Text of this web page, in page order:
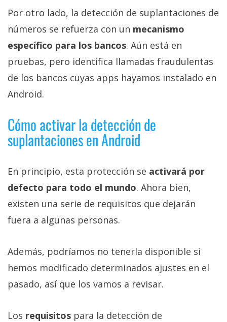
Por otro lado, la detección de suplantaciones de
números se refuerza con un mecanismo
específico para los bancos. Aún está en
pruebas, pero identifica llamadas fraudulentas
de los bancos cuyas apps hayamos instalado en
Android.
Cómo activar la detección de
suplantaciones en Android
En principio, esta protección se activará por
defecto para todo el mundo. Ahora bien,
existen una serie de requisitos que dejarán
fuera a algunas personas.
Además, podríamos no tenerla disponible si
hemos modificado determinados ajustes en el
pasado, así que los vamos a revisar.
Los requisitos para la detección de